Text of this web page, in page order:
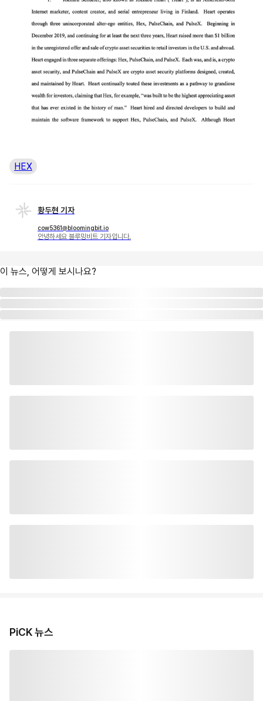
HEX
황두현 기자
cow5361@bloomingbit.io
안녕하세요 블루밍비트 기자입니다.
이 뉴스, 어떻게 보시나요?
PiCK 뉴스